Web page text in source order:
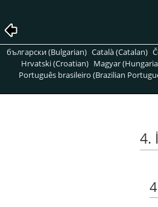
български (Bulgarian) Català (Catalan)
Hrvatski (Croatian) Magyar
Português brasileiro (Brazilian
4.